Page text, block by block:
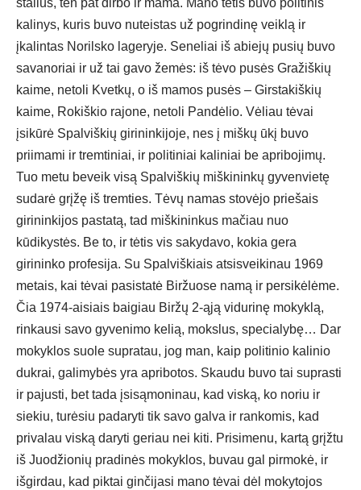
stalius, ten pat dirbo ir mama. Mano tėtis buvo politinis
kalinys, kuris buvo nuteistas už pogrindinę veiklą ir
įkalintas Norilsko lageryje. Seneliai iš abiejų pusių buvo
savanoriai ir už tai gavo žemės: iš tėvo pusės Gražiškių
kaime, netoli Kvetkų, o iš mamos pusės – Girstakiškių
kaime, Rokiškio rajone, netoli Pandėlio. Vėliau tėvai
įsikūrė Spalviškių girininkijoje, nes į miškų ūkį buvo
priimami ir tremtiniai, ir politiniai kaliniai be apribojimų.
Tuo metu beveik visą Spalviškių miškininkų gyvenvietę
sudarė grįžę iš tremties. Tėvų namas stovėjo priešais
girininkijos pastatą, tad miškininkus mačiau nuo
kūdikystės. Be to, ir tėtis vis sakydavo, kokia gera
girininko profesija. Su Spalviškiais atsisveikinau 1969
metais, kai tėvai pasistatė Biržuose namą ir persikėlėme.
Čia 1974-aisiais baigiau Biržų 2-ąją vidurinę mokyklą,
rinkausi savo gyvenimo kelią, mokslus, specialybę… Dar
mokyklos suole supratau, jog man, kaip politinio kalinio
dukrai, galimybės yra apribotos. Skaudu buvo tai suprasti
ir pajusti, bet tada įsisąmoninau, kad viską, ko noriu ir
siekiu, turėsiu padaryti tik savo galva ir rankomis, kad
privalau viską daryti geriau nei kiti. Prisimenu, kartą grįžtu
iš Juodžionių pradinės mokyklos, buvau gal pirmokė, ir
išgirdau, kad piktai ginčijasi mano tėvai dėl mokytojos